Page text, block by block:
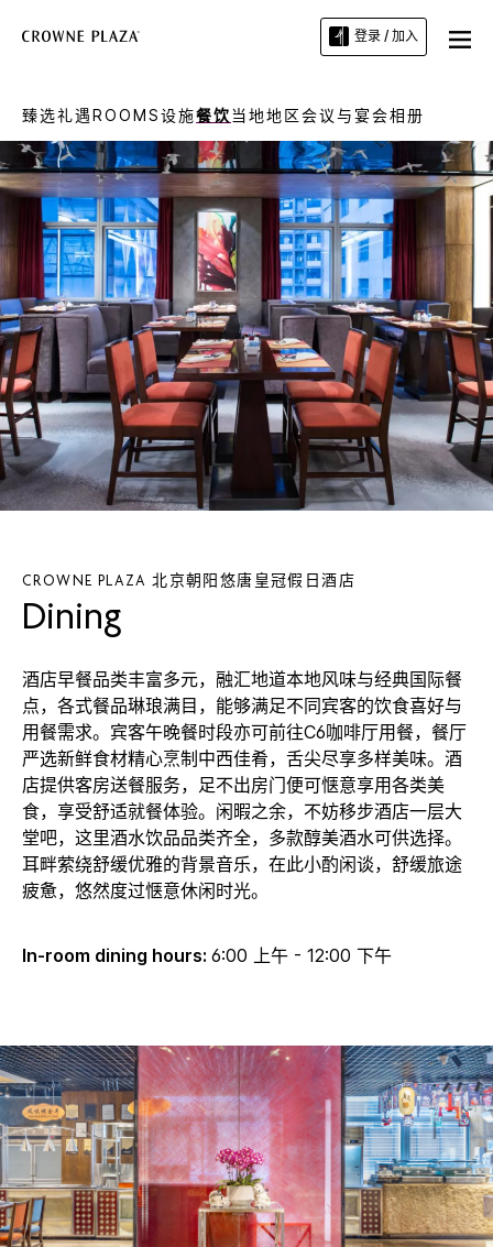
登录 / 加入
臻选礼遇ROOMS设施餐饮当地地区会议与宴会相册
CROWNE PLAZA 北京朝阳悠唐皇冠假日酒店
Dining
酒店早餐品类丰富多元，融汇地道本地风味与经典国际餐
点，各式餐品琳琅满目，能够满足不同宾客的饮食喜好与
用餐需求。宾客午晚餐时段亦可前往C6咖啡厅用餐，餐厅
严选新鲜食材精心烹制中西佳肴，舌尖尽享多样美味。酒
店提供客房送餐服务，足不出房门便可惬意享用各类美
食，享受舒适就餐体验。闲暇之余，不妨移步酒店一层大
堂吧，这里酒水饮品品类齐全，多款醇美酒水可供选择。
耳畔萦绕舒缓优雅的背景音乐，在此小酌闲谈，舒缓旅途
疲惫，悠然度过惬意休闲时光。
In-room dining hours: 6:00 上午 - 12:00 下午